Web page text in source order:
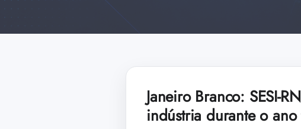
Janeiro Branco: SESI-
indústria durante o